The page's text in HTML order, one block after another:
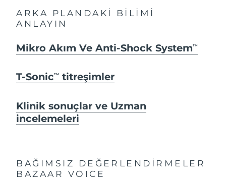
ARKA PLANDAKİ BİLİMİ
ANLAYIN
Mikro Akım Ve Anti-Shock SystemTM
T-SonicTM titreşimler
Klinik sonuçlar ve Uzman
incelemeleri
BAĞIMSIZ DEĞERLENDİRMELER
BAZAAR VOICE